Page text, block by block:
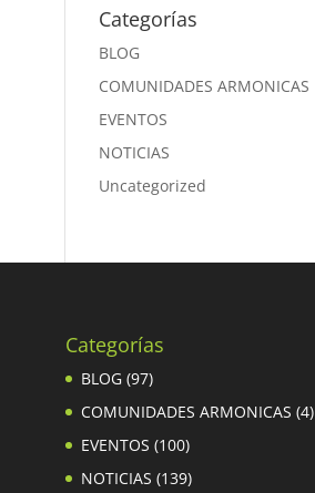
Categorías
BLOG
COMUNIDADES ARMONICAS
EVENTOS
NOTICIAS
Uncategorized
Categorías
BLOG (97)
COMUNIDADES ARMONICAS (4)
EVENTOS (100)
NOTICIAS (139)